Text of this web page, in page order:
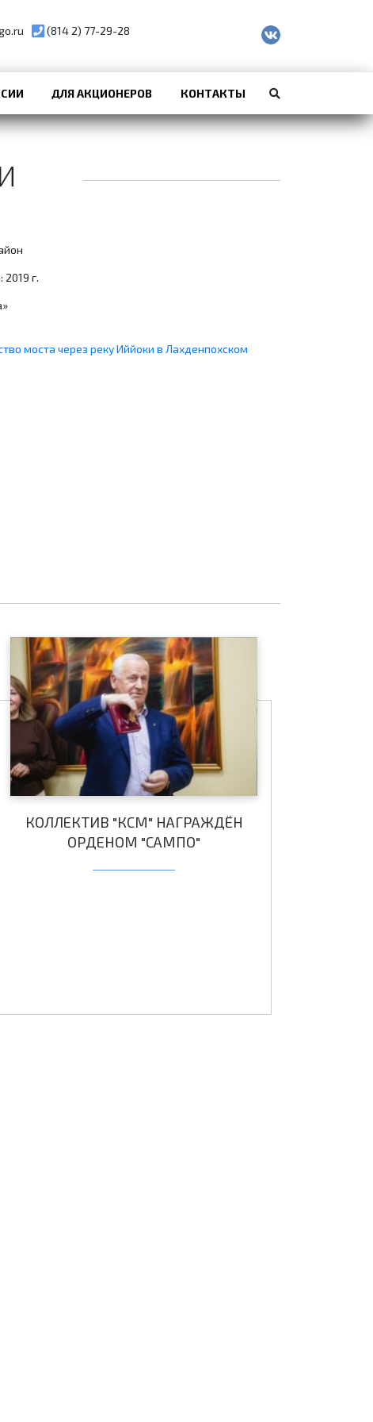
(814 2) 77-29-28
ДЛЯ АКЦИОНЕРОВ КОНТАКТЫ
г.
моста через реку Иййоки в Лахденпохском
КОЛЛЕКТИВ "КСМ" НАГРАЖДЁН
ОРДЕНОМ "САМПО"